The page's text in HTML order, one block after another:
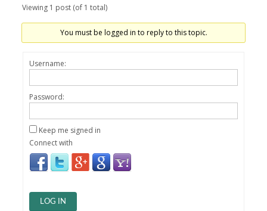
Viewing 1 post (of 1 total)
You must be logged in to reply to this topic.
Username:
Password:
Keep me signed in
Connect with
LOG IN